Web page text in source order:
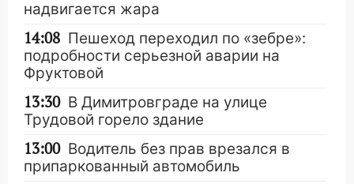
надвигается жара
14:08 Пешеход переходил по «зебре»:
подробности серьезной аварии на
Фруктовой
13:30 В Димитровграде на улице
Трудовой горело здание
13:00 Водитель без прав врезался в
припаркованный автомобиль